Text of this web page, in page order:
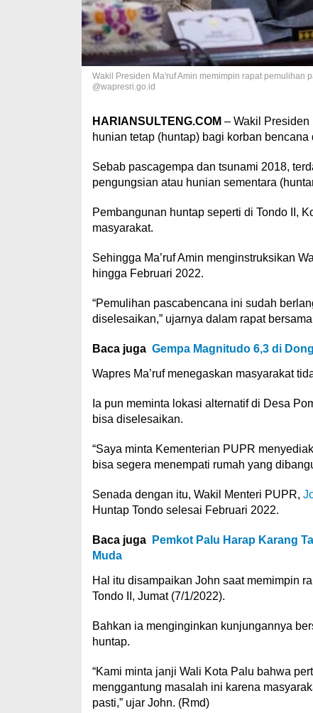
Wakil Presiden Ma'ruf Amin memimpin rapat pemulihan
@wapresri.go.id
HARIANSULTENG.COM – Wakil Presiden
hunian tetap (huntap) bagi korban
Sebab pascagempa dan tsunami 2018,
pengungsian atau hunian sementara
Pembangunan huntap seperti di Tondo II,
masyarakat.
Sehingga Ma’ruf Amin menginstruksikan
hingga Februari 2022.
“Pemulihan pascabencana ini sudah
diselesaikan,” ujarnya dalam rapat
Baca juga Gempa Magnitudo 6,3 di
Wapres Ma’ruf menegaskan masyarakat
Ia pun meminta lokasi alternatif di Desa
bisa diselesaikan.
“Saya minta Kementerian PUPR
bisa segera menempati rumah yang
Senada dengan itu, Wakil Menteri PUPR,
Huntap Tondo selesai Februari 2022.
Baca juga
Pemkot Palu Harap Karang
Muda
Hal itu disampaikan John saat memimpin
Tondo II, Jumat (7/1/2022).
Bahkan ia menginginkan kunjungannya
huntap.
“Kami minta janji Wali Kota Palu bahwa
menggantung masalah ini karena
pasti,” ujar John. (Rmd)